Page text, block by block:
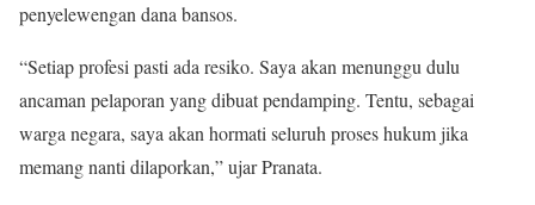
penyelewengan dana bansos.
“Setiap profesi pasti ada resiko. Saya akan menunggu dulu
ancaman pelaporan yang dibuat pendamping. Tentu, sebagai
warga negara, saya akan hormati seluruh proses hukum jika
memang nanti dilaporkan,” ujar Pranata.